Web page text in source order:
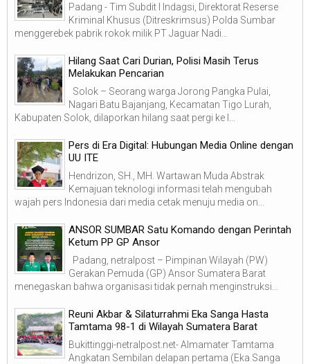
Padang - Tim Subdit I Indagsi, Direktorat Reserse
Kriminal Khusus (Ditreskrimsus) Polda Sumbar
menggerebek pabrik rokok milik PT Jaguar Nadi...
Hilang Saat Cari Durian, Polisi Masih Terus
Melakukan Pencarian
Solok – Seorang warga Jorong Pangka Pulai,
Nagari Batu Bajanjang, Kecamatan Tigo Lurah,
Kabupaten Solok, dilaporkan hilang saat pergi ke l...
Pers di Era Digital: Hubungan Media Online dengan
UU ITE
Hendrizon, SH., MH. Wartawan Muda Abstrak
Kemajuan teknologi informasi telah mengubah
wajah pers Indonesia dari media cetak menuju media on...
ANSOR SUMBAR Satu Komando dengan Perintah
Ketum PP GP Ansor
Padang, netralpost – Pimpinan Wilayah (PW)
Gerakan Pemuda (GP) Ansor Sumatera Barat
menegaskan bahwa organisasi tidak pernah menginstruksi...
Reuni Akbar & Silaturrahmi Eka Sanga Hasta
Tamtama 98-1 di Wilayah Sumatera Barat
Bukittinggi-netralpost.net- Almamater Tamtama
Angkatan Sembilan delapan pertama (Eka Sanga